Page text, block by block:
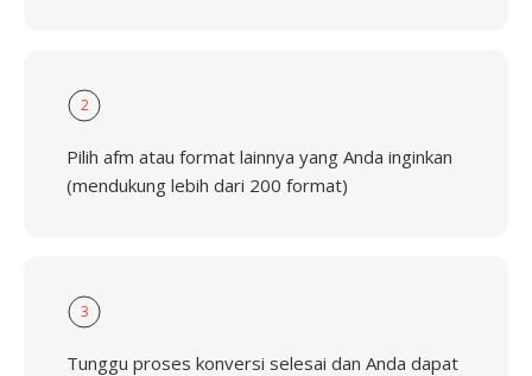
2
Pilih afm atau format lainnya yang Anda inginkan
(mendukung lebih dari 200 format)
3
Tunggu proses konversi selesai dan Anda dapat